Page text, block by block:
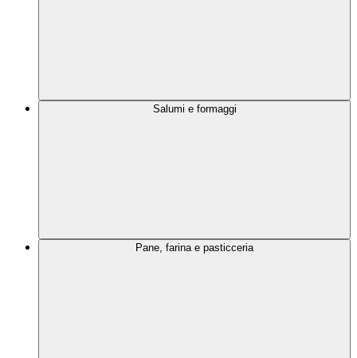
Salumi e formaggi
Pane, farina e pasticceria